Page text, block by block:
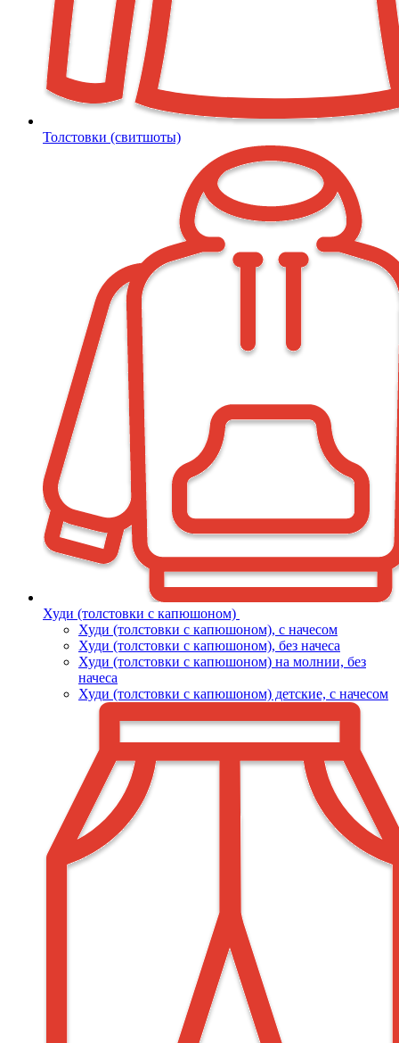
Толстовки (свитшоты)
Худи (толстовки с капюшоном)
Худи (толстовки c капюшоном), с начесом
Худи (толстовки c капюшоном), без начеса
Худи (толстовки с капюшоном) на молнии, без
начеса
Худи (толстовки c капюшоном) детские, с начесом